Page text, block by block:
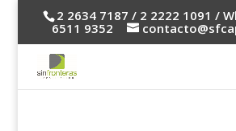
2 2634 7187 / 2 2222 1091 /
6511 9352